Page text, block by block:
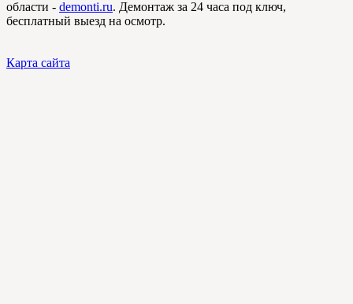
области - demonti.ru. Демонтаж за 24 часа под ключ,
бесплатный выезд на осмотр.
Карта сайта